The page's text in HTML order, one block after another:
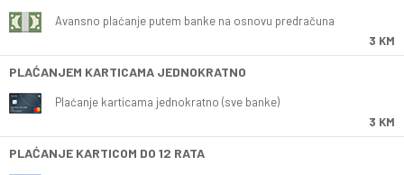
Avansno plaćanje putem banke na osnovu predračuna
3 KM
PLAĆANJEM KARTICAMA JEDNOKRATNO
Plaćanje karticama jednokratno (sve banke)
3 KM
PLAĆANJE KARTICOM DO 12 RATA